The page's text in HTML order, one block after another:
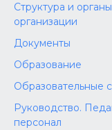
Структура и
организации
Документы
Образование
Образовательные
Руководство.
персонал